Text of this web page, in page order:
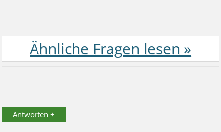
Antworten +